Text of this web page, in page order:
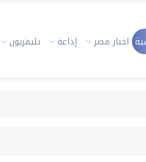
اخبار مصر إذاعة تليفزيون